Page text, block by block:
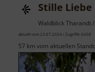
Stille Liebe
Waldblick Tharandt
aktuell vom 23.07.2024 / Zugriffe: 6458
57 km vom aktuellen